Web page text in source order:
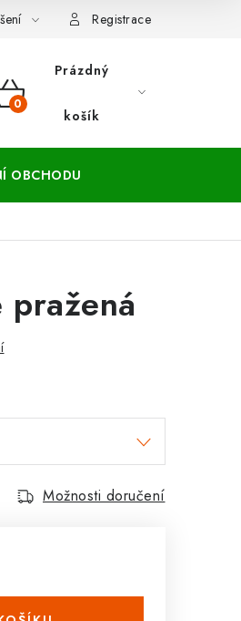
Registrace
Prázdný
košík
OBCHODU
pražená
Možnosti doručení